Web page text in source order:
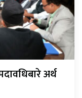
अर्थ